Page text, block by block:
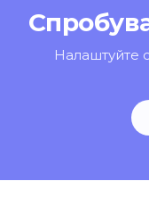
Налаштуйте